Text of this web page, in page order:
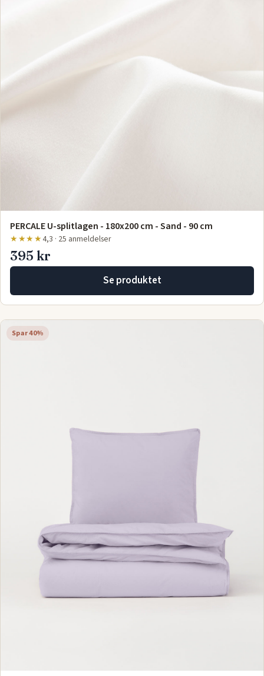
PERCALE U-splitlagen - 180x200 cm - Sand - 90 cm
★★★★4,3 · 25 anmeldelser
395 kr
Se produktet
Spar 40%